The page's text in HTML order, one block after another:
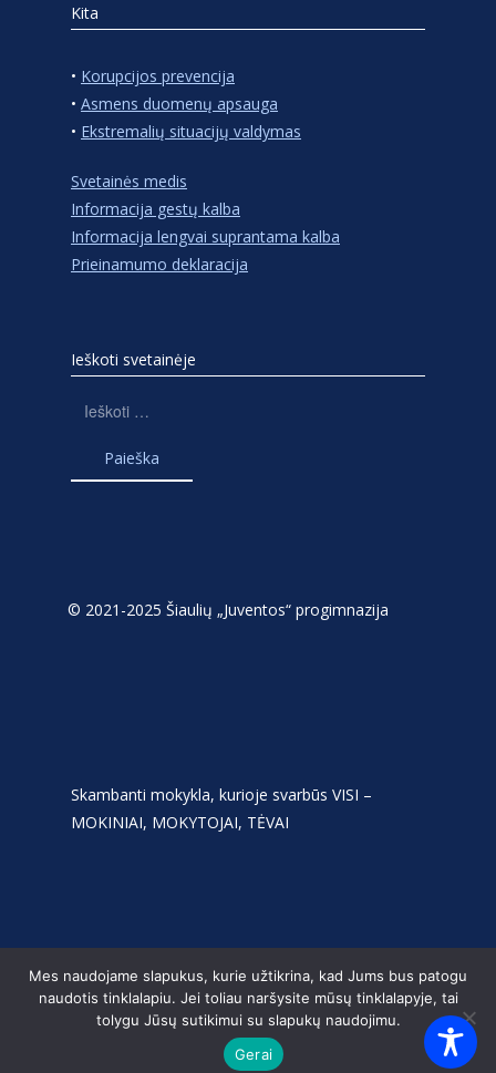
Kita
• Korupcijos prevencija
• Asmens duomenų apsauga
• Ekstremalių situacijų valdymas
Svetainės medis
Informacija gestų kalba
Informacija lengvai suprantama kalba
Prieinamumo deklaracija
Ieškoti svetainėje
© 2021-2025 Šiaulių „Juventos“ progimnazija
Skambanti mokykla, kurioje svarbūs VISI –
MOKINIAI, MOKYTOJAI, TĖVAI
Mes naudojame slapukus, kurie užtikrina, kad Jums bus patogu
naudotis tinklalapiu. Jei toliau naršysite mūsų tinklalapyje, tai
tolygu Jūsų sutikimui su slapukų naudojimu.
Gerai